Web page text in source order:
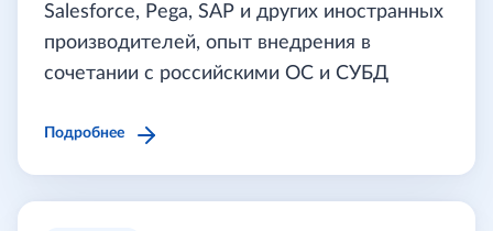
Salesforce, Pega, SAP и других иностранных
производителей, опыт внедрения в
сочетании с российскими ОС и СУБД
Подробнее